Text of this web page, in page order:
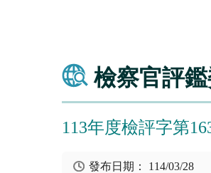
檢察官評
113年度檢評字第
發布日期： 114/03/28